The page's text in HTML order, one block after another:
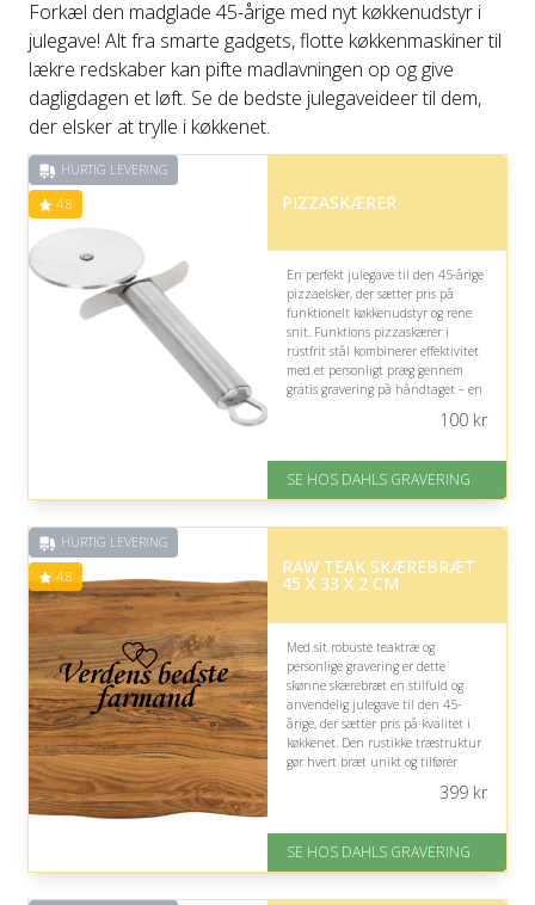
Forkæl den madglade 45-årige med nyt køkkenudstyr i
julegave! Alt fra smarte gadgets, flotte køkkenmaskiner til
lækre redskaber kan pifte madlavningen op og give
dagligdagen et løft. Se de bedste julegaveideer til dem,
der elsker at trylle i køkkenet.
HURTIG LEVERING
4.8 PIZZASKÆRER
En perfekt julegave til den 45-årige
pizzaelsker, der sætter pris på
funktionelt køkkenudstyr og rene
snit. Funktions pizzaskærer i
rustfrit stål kombinerer effektivitet
med et personligt præg gennem
gratis gravering på håndtaget – en
På lager
Levering: 2-3 dage
på 4.8 ud af 5
100kr
SE HOS DAHLS GRAVERING
HURTIG LEVERING
4.8 RAW TEAK SKÆREBRÆT
45 X 33 X 2 CM
Med sit robuste teaktræ og
personlige gravering er dette
skønne skærebræt en stilfuld og
anvendelig julegave til den 45-
årige, der sætter pris på kvalitet i
køkkenet. Den rustikke træstruktur
gør hvert bræt unikt og tilfører
Fremragende Trustpilot rating
399kr
SE HOS DAHLS GRAVERING